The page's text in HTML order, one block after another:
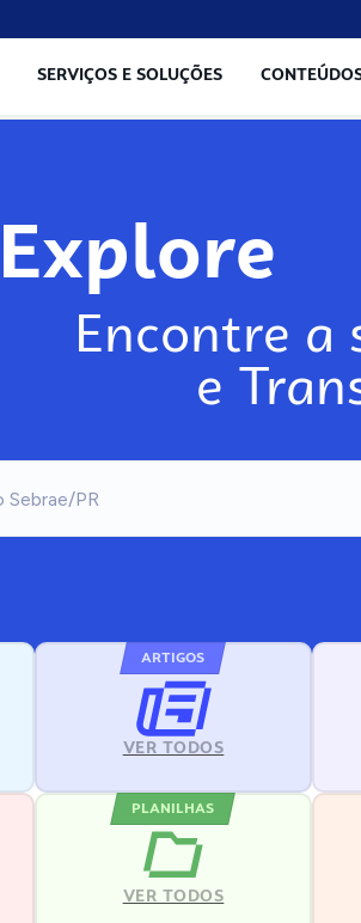
SERVIÇOS E SOLUÇÕES
Explore
Encontre a
e
ARTIGOS
VER TODOS
PLANILHAS
VER TODOS